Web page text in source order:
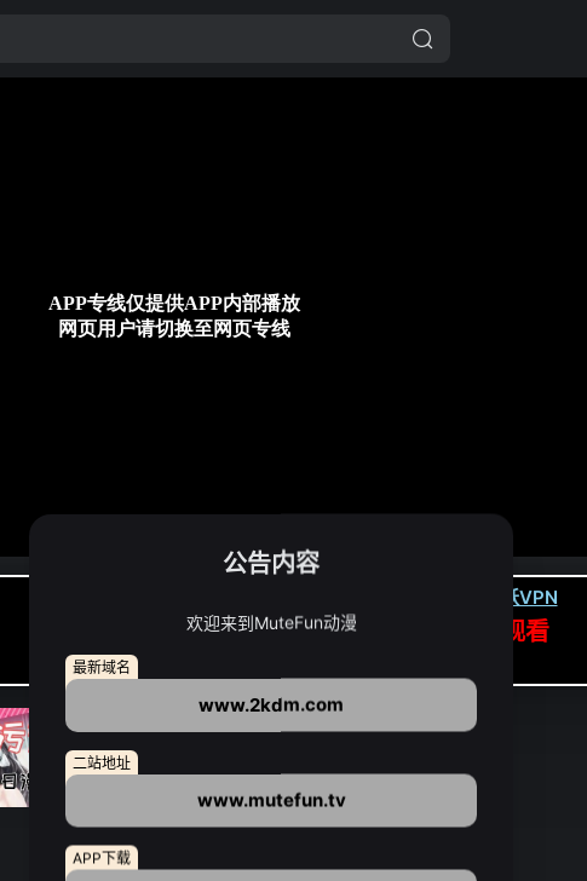
下载虎跃VPN
APP高速专线可前往APP观看
公告内容
欢迎来到MuteFun动漫
最新域名
www.2kdm.com
二站地址
www.mutefun.tv
APP下载